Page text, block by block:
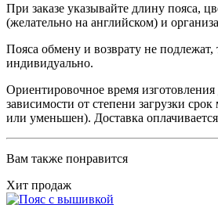
При заказе указывайте длину пояса,
(желательно на английском) и
Пояса обмену и возврату не подлежат,
индивидуально.
Ориентировочное время
зависимости от степени загрузки
или уменьшен). Доставка
Вам также понравится
Хит продаж